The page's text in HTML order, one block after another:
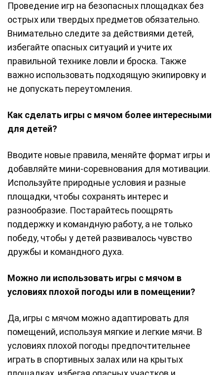
Проведение игр на безопасных площадках без
острых или твердых предметов обязательно.
Внимательно следите за действиями детей,
избегайте опасных ситуаций и учите их
правильной технике ловли и броска. Также
важно использовать подходящую экипировку и
не допускать переутомления.
Как сделать игры с мячом более интересными
для детей?
Вводите новые правила, меняйте формат игры и
добавляйте мини-соревнования для мотивации.
Используйте природные условия и разные
площадки, чтобы сохранять интерес и
разнообразие. Постарайтесь поощрять
поддержку и командную работу, а не только
победу, чтобы у детей развивалось чувство
дружбы и командного духа.
Можно ли использовать игры с мячом в
условиях плохой погоды или в помещении?
Да, игры с мячом можно адаптировать для
помещений, используя мягкие и легкие мячи. В
условиях плохой погоды предпочтительнее
играть в спортивных залах или на крытых